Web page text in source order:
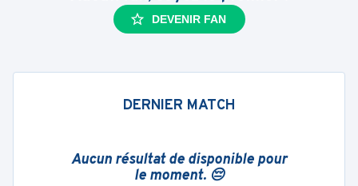
DEVENIR FAN
DERNIER MATCH
Aucun résultat de disponible pour
le moment. 😔